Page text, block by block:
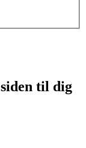
til dig